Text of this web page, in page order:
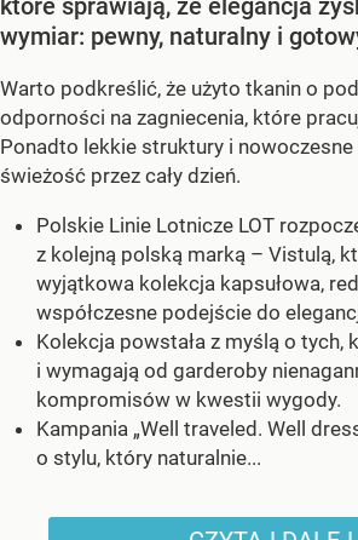
które sprawiają, że elegancja
wymiar: pewny, naturalny i
Warto podkreślić, że użyto tkanin o
odporności na zagniecenia, które
Ponadto lekkie struktury i nowoczesne
świeżość przez cały dzień.
Polskie Linie Lotnicze LOT
z kolejną polską marką – Vistulą,
wyjątkowa kolekcja kapsułowa,
współczesne podejście do
Kolekcja powstała z myślą o tych,
i wymagają od garderoby
kompromisów w kwestii wygody.
Kampania „Well traveled. Well
o stylu, który naturalnie...